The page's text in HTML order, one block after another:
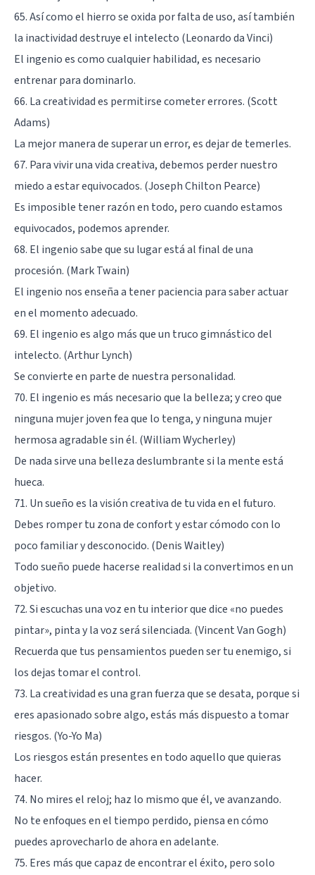
65. Así como el hierro se oxida por falta de uso, así también
la inactividad destruye el intelecto (Leonardo da Vinci)
El ingenio es como cualquier habilidad, es necesario
entrenar para dominarlo.
66. La creatividad es permitirse cometer errores. (Scott
Adams)
La mejor manera de superar un error, es dejar de temerles.
67. Para vivir una vida creativa, debemos perder nuestro
miedo a estar equivocados. (Joseph Chilton Pearce)
Es imposible tener razón en todo, pero cuando estamos
equivocados, podemos aprender.
68. El ingenio sabe que su lugar está al final de una
procesión. (Mark Twain)
El ingenio nos enseña a tener paciencia para saber actuar
en el momento adecuado.
69. El ingenio es algo más que un truco gimnástico del
intelecto. (Arthur Lynch)
Se convierte en parte de nuestra personalidad.
70. El ingenio es más necesario que la belleza; y creo que
ninguna mujer joven fea que lo tenga, y ninguna mujer
hermosa agradable sin él. (William Wycherley)
De nada sirve una belleza deslumbrante si la mente está
hueca.
71. Un sueño es la visión creativa de tu vida en el futuro.
Debes romper tu zona de confort y estar cómodo con lo
poco familiar y desconocido. (Denis Waitley)
Todo sueño puede hacerse realidad si la convertimos en un
objetivo.
72. Si escuchas una voz en tu interior que dice «no puedes
pintar», pinta y la voz será silenciada. (Vincent Van Gogh)
Recuerda que tus pensamientos pueden ser tu enemigo, si
los dejas tomar el control.
73. La creatividad es una gran fuerza que se desata, porque si
eres apasionado sobre algo, estás más dispuesto a tomar
riesgos. (Yo-Yo Ma)
Los riesgos están presentes en todo aquello que quieras
hacer.
74. No mires el reloj; haz lo mismo que él, ve avanzando.
No te enfoques en el tiempo perdido, piensa en cómo
puedes aprovecharlo de ahora en adelante.
75. Eres más que capaz de encontrar el éxito, pero solo